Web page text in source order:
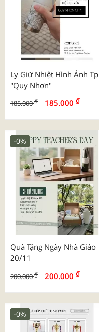
Ly Giữ Nhiệt Hình Ảnh Tp
"quy Nhơn"
185.000₫ 185.000 ₫
Quà Tặng Ngày Nhà Giáo
20/11
200.000₫ 200.000 ₫
-0%
-0%